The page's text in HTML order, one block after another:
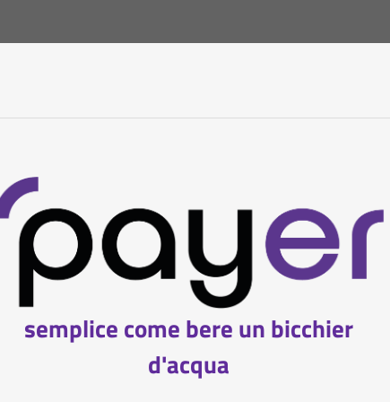
semplice come bere un bicchier
d'acqua